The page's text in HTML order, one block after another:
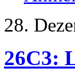
28.
26C3: